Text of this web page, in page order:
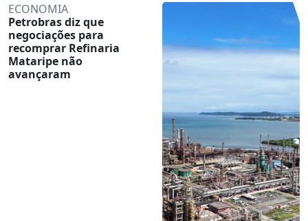
ECONOMIA
Petrobras diz que
negociações para
recomprar Refinaria
Mataripe não
avançaram